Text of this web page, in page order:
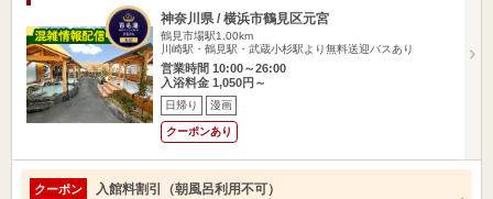
神奈川県 / 横浜市鶴見区元宮
鶴見市場駅1.00km
川崎駅・鶴見駅・武蔵小杉駅より無料送迎バスあり
営業時間 10:00～26:00
入浴料金 1,050円～
日帰り 漫画
クーポンあり
クーポン 入館料割引（朝風呂利用不可）